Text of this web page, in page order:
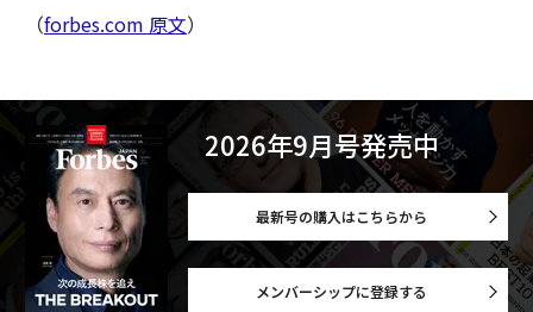
（forbes.com 原文）
2026年9月号発売中
最新号の購入はこちらから
メンバーシップに登録する